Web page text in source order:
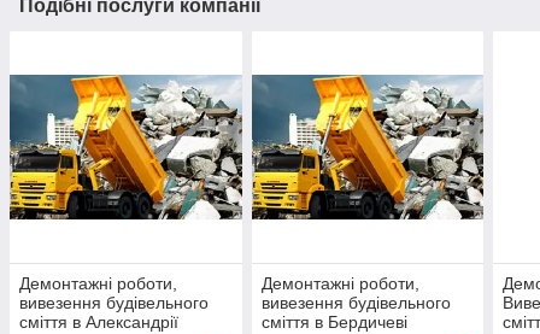
Подібні послуги компанії
Демонтажні роботи,
вивезення будівельного
сміття в Александрії
Демонтажні роботи,
вивезення будівельного
сміття в Бердичеві